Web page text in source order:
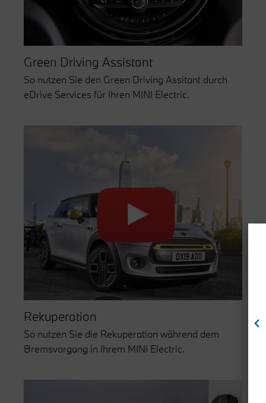
Green Driving Assistant
So nutzen Sie den Green Driving Assitant durch
eDrive Services für Ihren MINI Electric.
Rekuperation
So nutzen Sie die Rekuperation während dem
Bremsvorgang in Ihrem MINI Electric.